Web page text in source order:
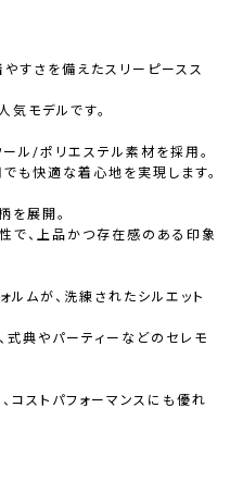
すさを備えたスリーピースス
モデルです。
ル/ポリエステル素材を採用。
も快適な着心地を実現します。
を展開。
で、上品かつ存在感のある印象
ルムが、洗練されたシルエット
式典やパーティーなどのセレモ
コストパフォーマンスにも優れ